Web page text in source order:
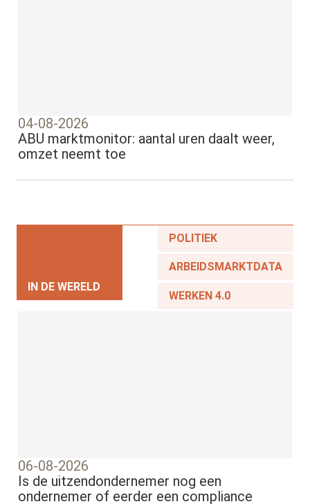
04-08-2026
ABU marktmonitor: aantal uren daalt weer,
omzet neemt toe
IN DE WERELD
POLITIEK
ARBEIDSMARKTDATA
WERKEN 4.0
06-08-2026
Is de uitzendondernemer nog een
ondernemer of eerder een compliance